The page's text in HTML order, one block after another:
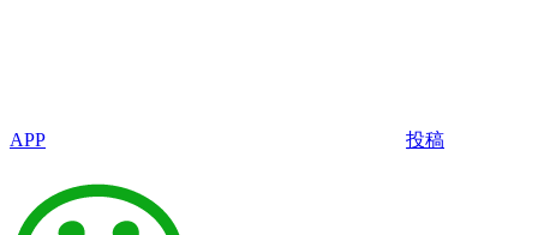
APP 投稿